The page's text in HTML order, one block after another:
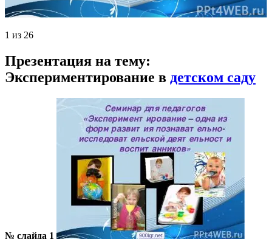
1 из 26
Презентация на тему:
Экспериментирование в детском саду
№ слайда 1